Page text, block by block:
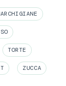
TORTE
ZUCCA